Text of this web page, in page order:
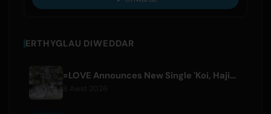
ERTHYGLAU DIWEDDAR
=LOVE Announces New Single 'Koi, Hajimemashita.' and Tokyo Dome Concerts